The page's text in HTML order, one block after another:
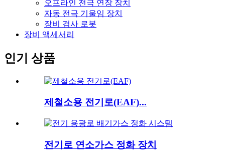
오프라인 전극 연장 장치
자동 전극 기울임 장치
장비 검사 로봇
장비 액세서리
인기 상품
제철소용 전기로(EAF)...
전기로 연소가스 정화 장치